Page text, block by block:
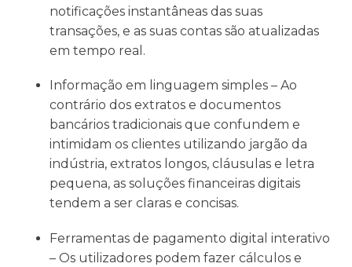
notificações instantâneas das suas
transações, e as suas contas são atualizadas
em tempo real.
Informação em linguagem simples – Ao
contrário dos extratos e documentos
bancários tradicionais que confundem e
intimidam os clientes utilizando jargão da
indústria, extratos longos, cláusulas e letra
pequena, as soluções financeiras digitais
tendem a ser claras e concisas.
Ferramentas de pagamento digital interativo
– Os utilizadores podem fazer cálculos e